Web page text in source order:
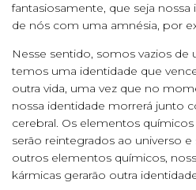
fantasiosamente, que seja
de nós com uma amnésia, por
Nesse sentido, somos vazios de
temos uma identidade que
outra vida, uma vez que no
nossa identidade morrerá junto
cerebral. Os elementos
serão reintegrados ao universo
outros elementos químicos,
kármicas gerarão outra